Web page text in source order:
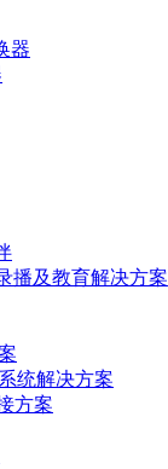
器
播及教育解决方案
统解决方案
方案